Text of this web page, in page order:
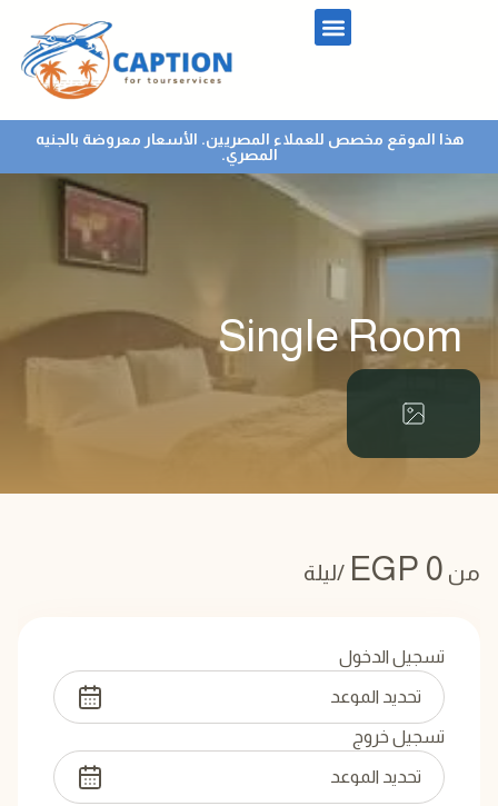
هذا الموقع مخصص للعملاء المصريين. الأسعار معروضة بالجنيه
المصري.
Single Room
من 0
EGP /ليلة
تسجيل الدخول
تسجيل خروج